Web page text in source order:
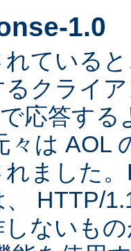
1.0
ている
るクライ
応答す
々は AOL
ました
HTTP/
しないも